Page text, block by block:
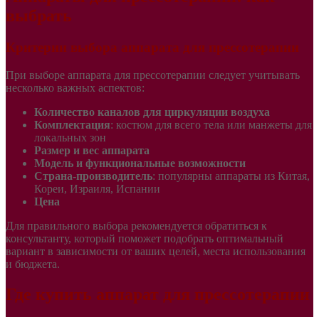
выбрать
Критерии выбора аппарата для прессотерапии
При выборе аппарата для прессотерапии следует учитывать
несколько важных аспектов:
Количество каналов для циркуляции воздуха
Комплектация: костюм для всего тела или манжеты для
локальных зон
Размер и вес аппарата
Модель и функциональные возможности
Страна-производитель: популярны аппараты из Китая,
Кореи, Израиля, Испании
Цена
Для правильного выбора рекомендуется обратиться к
консультанту, который поможет подобрать оптимальный
вариант в зависимости от ваших целей, места использования
и бюджета.
Где купить аппарат для прессотерапии